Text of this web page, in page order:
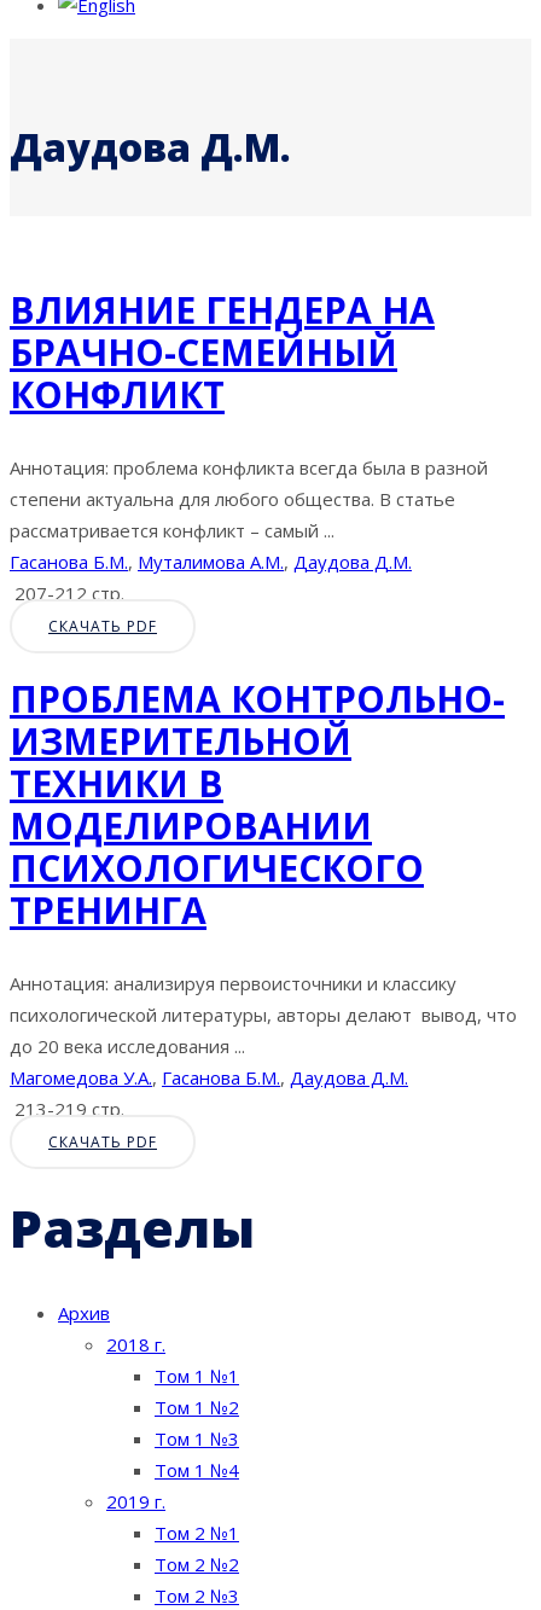
Даудова Д.М.
ВЛИЯНИЕ ГЕНДЕРА НА
БРАЧНО-СЕМЕЙНЫЙ
КОНФЛИКТ
Аннотация: проблема конфликта всегда была в разной
степени актуальна для любого общества. В статье
рассматривается конфликт – самый ...
Гасанова Б.М., Муталимова А.М., Даудова Д.М.
207-212 стр.
СКАЧАТЬ PDF
ПРОБЛЕМА КОНТРОЛЬНО-
ИЗМЕРИТЕЛЬНОЙ
ТЕХНИКИ В
МОДЕЛИРОВАНИИ
ПСИХОЛОГИЧЕСКОГО
ТРЕНИНГА
Аннотация: анализируя первоисточники и классику
психологической литературы, авторы делают вывод, что
до 20 века исследования ...
Магомедова У.А., Гасанова Б.М., Даудова Д.М.
213-219 стр.
СКАЧАТЬ PDF
Разделы
Архив
2018 г.
Том 1 №1
Том 1 №2
Том 1 №3
Том 1 №4
2019 г.
Том 2 №1
Том 2 №2
Том 2 №3